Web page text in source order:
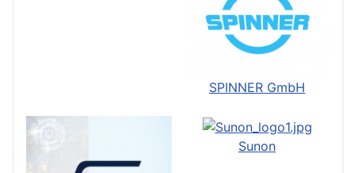
SPINNER GmbH
Sunon